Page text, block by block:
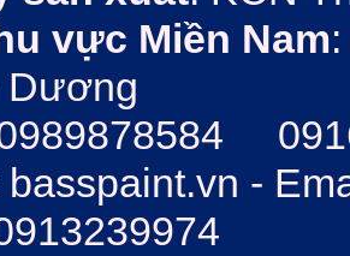
vực Miền Nam
Dương
-